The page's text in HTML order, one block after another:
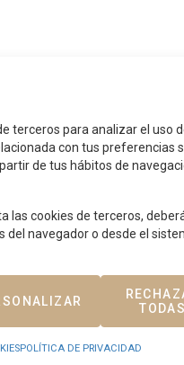
terceros para analizar el uso
con tus preferencias
de tus hábitos de
las cookies de terceros,
del navegador o desde el
TODAS
POLÍTICA DE PRIVACIDAD